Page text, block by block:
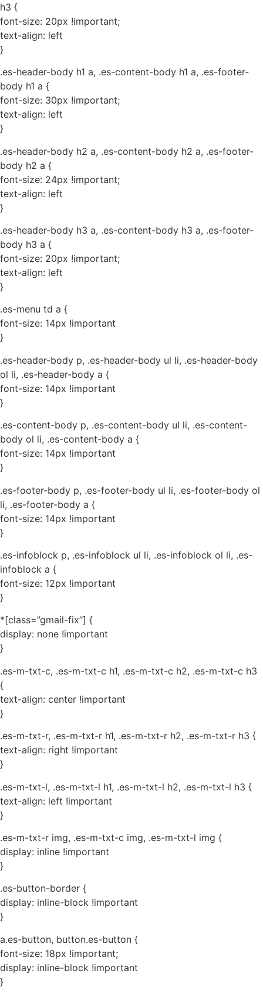
h3 {
font-size: 20px !important;
text-align: left
}
.es-header-body h1 a, .es-content-body h1 a, .es-footer-
body h1 a {
font-size: 30px !important;
text-align: left
}
.es-header-body h2 a, .es-content-body h2 a, .es-footer-
body h2 a {
font-size: 24px !important;
text-align: left
}
.es-header-body h3 a, .es-content-body h3 a, .es-footer-
body h3 a {
font-size: 20px !important;
text-align: left
}
.es-menu td a {
font-size: 14px !important
}
.es-header-body p, .es-header-body ul li, .es-header-body
ol li, .es-header-body a {
font-size: 14px !important
}
.es-content-body p, .es-content-body ul li, .es-content-
body ol li, .es-content-body a {
font-size: 14px !important
}
.es-footer-body p, .es-footer-body ul li, .es-footer-body ol
li, .es-footer-body a {
font-size: 14px !important
}
.es-infoblock p, .es-infoblock ul li, .es-infoblock ol li, .es-
infoblock a {
font-size: 12px !important
}
*[class=”gmail-fix”] {
display: none !important
}
.es-m-txt-c, .es-m-txt-c h1, .es-m-txt-c h2, .es-m-txt-c h3
{
text-align: center !important
}
.es-m-txt-r, .es-m-txt-r h1, .es-m-txt-r h2, .es-m-txt-r h3 {
text-align: right !important
}
.es-m-txt-l, .es-m-txt-l h1, .es-m-txt-l h2, .es-m-txt-l h3 {
text-align: left !important
}
.es-m-txt-r img, .es-m-txt-c img, .es-m-txt-l img {
display: inline !important
}
.es-button-border {
display: inline-block !important
}
a.es-button, button.es-button {
font-size: 18px !important;
display: inline-block !important
}